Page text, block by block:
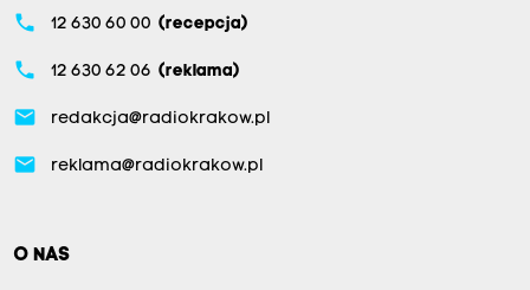
phone 12 630 60 00 (recepcja)
phone 12 630 62 06 (reklama)
email redakcja@radiokrakow.pl
email reklama@radiokrakow.pl
O NAS